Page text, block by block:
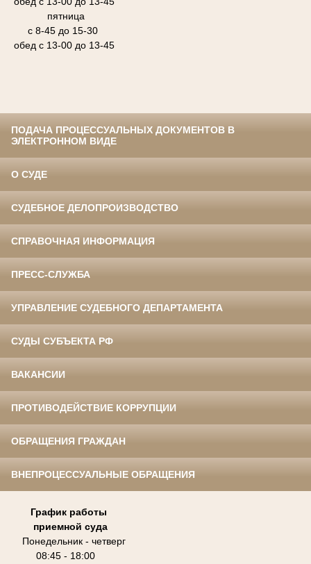
пятница
с 8-45 до 15-30
обед с 13-00 до 13-45
ПОДАЧА ПРОЦЕССУАЛЬНЫХ ДОКУМЕНТОВ В
ЭЛЕКТРОННОМ ВИДЕ
О СУДЕ
СУДЕБНОЕ ДЕЛОПРОИЗВОДСТВО
СПРАВОЧНАЯ ИНФОРМАЦИЯ
ПРЕСС-СЛУЖБА
УПРАВЛЕНИЕ СУДЕБНОГО ДЕПАРТАМЕНТА
СУДЫ СУБЪЕКТА РФ
ВАКАНСИИ
ПРОТИВОДЕЙСТВИЕ КОРРУПЦИИ
ОБРАЩЕНИЯ ГРАЖДАН
ВНЕПРОЦЕССУАЛЬНЫЕ ОБРАЩЕНИЯ
График работы
приемной суда
Понедельник - четверг
08:45 - 18:00